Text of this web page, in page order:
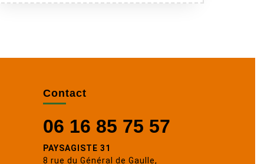
Contact
06 16 85 75 57
PAYSAGISTE 31
8 rue du Général de Gaulle,